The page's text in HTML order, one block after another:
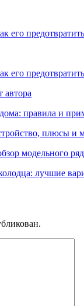
его предотвратить
его предотвратить
автора
правила и
плюсы и
модельного
лучшие